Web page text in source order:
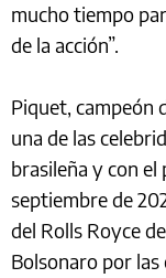
mucho tiempo
de la acción”.
Piquet, campeón
una de las
brasileña y con el
septiembre de
del Rolls Royce
Bolsonaro por las